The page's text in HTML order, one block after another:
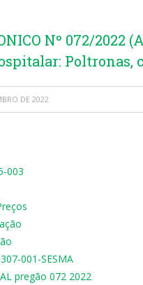
Nº 072/
Poltronas,
DE 2022
003
001-SESMA
pregão 072 2022